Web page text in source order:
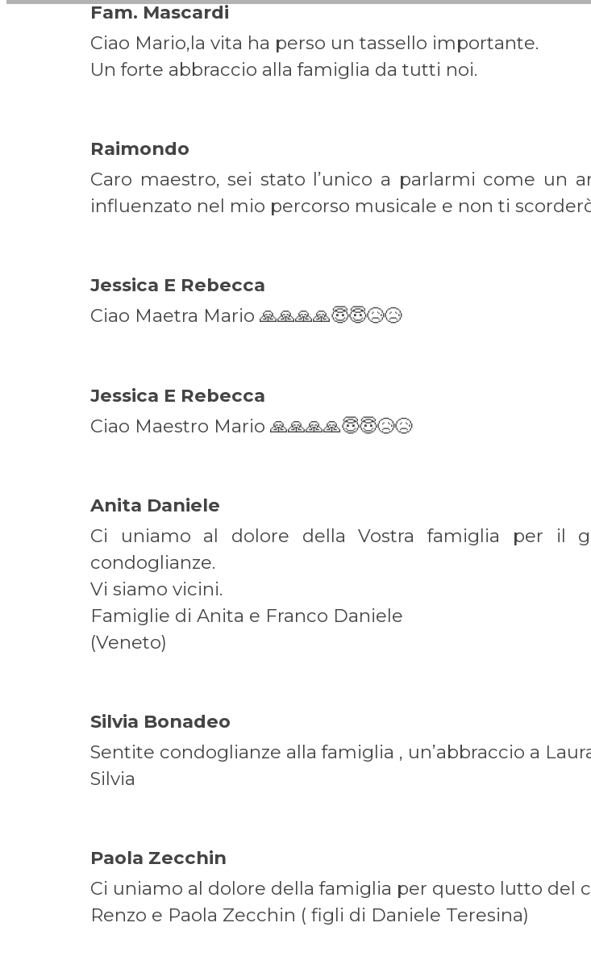
Fam. Mascardi On
Ciao Mario,la vita ha perso un tassello importante.
Un forte abbraccio alla famiglia da tutti noi.
Raimondo On
Caro maestro, sei stato l’unico a parlarmi come un
influenzato nel mio percorso musicale e non ti
Jessica E Rebecca On
Ciao Maetra Mario 🙏🙏🙏🙏😇😇😥😥
Jessica E Rebecca On
Ciao Maestro Mario 🙏🙏🙏🙏😇😇😥😥
Anita Daniele On
Ci uniamo al dolore della Vostra famiglia per il
condoglianze.
Vi siamo vicini.
Famiglie di Anita e Franco Daniele
(Veneto)
Silvia Bonadeo On
Sentite condoglianze alla famiglia , un’abbraccio a
Silvia
Paola Zecchin On
Ci uniamo al dolore della famiglia per questo lutto del
Renzo e Paola Zecchin ( figli di Daniele Teresina)